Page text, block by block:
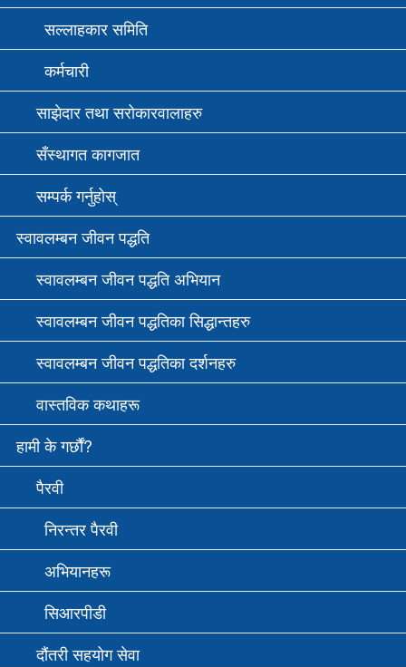
सल्लाहकार समिति
कर्मचारी
साझेदार तथा सरोकारवालाहरु
सँस्थागत कागजात
सम्पर्क गर्नुहोस्
स्वावलम्बन जीवन पद्धति
स्वावलम्बन जीवन पद्धति अभियान
स्वावलम्बन जीवन पद्धतिका सिद्धान्तहरु
स्वावलम्बन जीवन पद्धतिका दर्शनहरु
वास्तविक कथाहरू
हामी के गर्छौं?
पैरवी
निरन्तर पैरवी
अभियानहरू
सि‌आरपीडी
दौंतरी सहयोग सेवा